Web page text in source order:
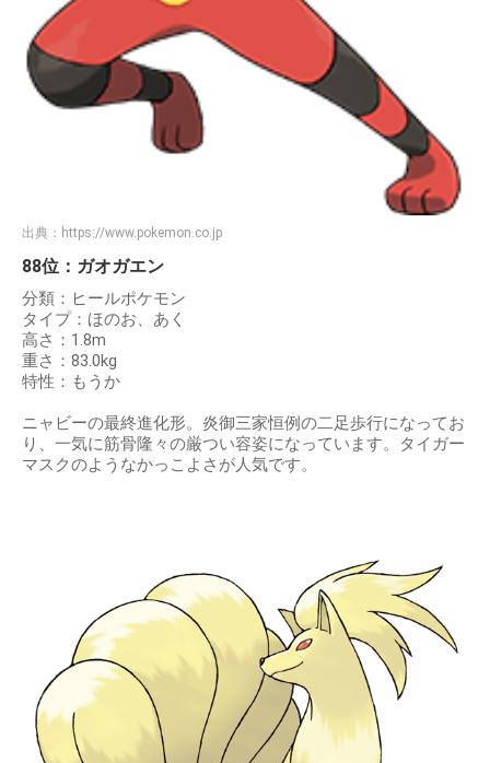
出典： https://www.pokemon.co.jp
88位：ガオガエン
分類：ヒールポケモン
タイプ：ほのお、あく
高さ：1.8m
重さ：83.0kg
特性：もうか
ニャビーの最終進化形。炎御三家恒例の二足歩行になってお
り、一気に筋骨隆々の厳つい容姿になっています。タイガー
マスクのようなかっこよさが人気です。